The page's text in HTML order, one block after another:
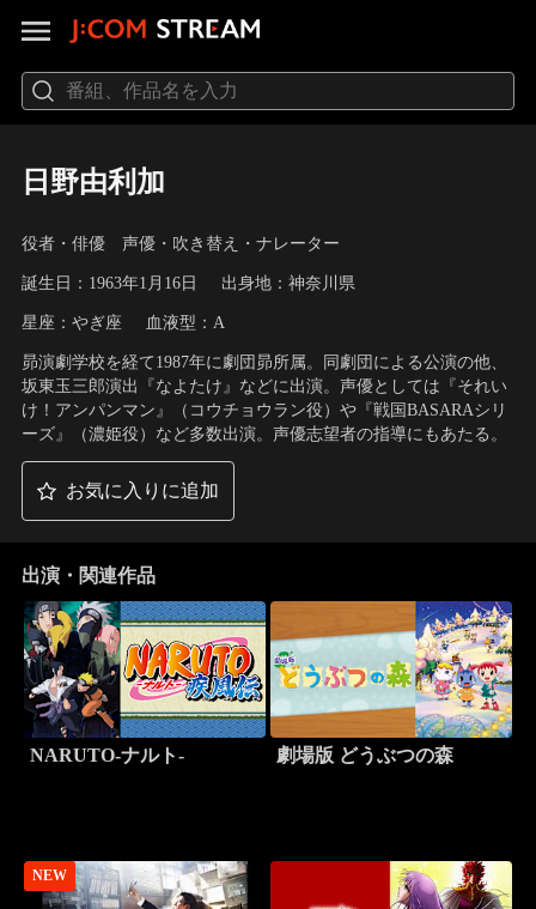
日野由利加
役者・俳優 声優・吹き替え・ナレーター
誕生日：1963年1月16日 出身地：神奈川県
星座：やぎ座 血液型：A
昴演劇学校を経て1987年に劇団昴所属。同劇団による公演の他、
坂東玉三郎演出『なよたけ』などに出演。声優としては『それい
け！アンパンマン』（コウチョウラン役）や『戦国BASARAシリ
ーズ』（濃姫役）など多数出演。声優志望者の指導にもあたる。
お気に入りに追加
出演・関連作品
NARUTO-ナルト- 劇場版 どうぶつの森
NEW